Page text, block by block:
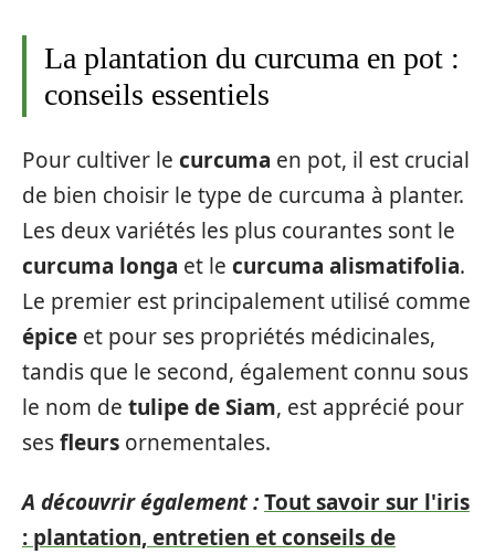
La plantation du curcuma en pot :
conseils essentiels
Pour cultiver le curcuma en pot, il est crucial
de bien choisir le type de curcuma à planter.
Les deux variétés les plus courantes sont le
curcuma longa et le curcuma alismatifolia.
Le premier est principalement utilisé comme
épice et pour ses propriétés médicinales,
tandis que le second, également connu sous
le nom de tulipe de Siam, est apprécié pour
sesfleurs ornementales.
A découvrir également :Tout savoir sur l'iris
: plantation, entretien et conseils de